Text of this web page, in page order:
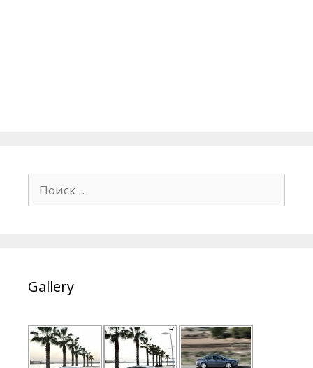
Gallery